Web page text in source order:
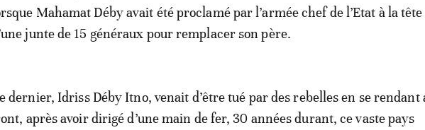
Mahamat Déby avait été proclamé par l’armée chef de l’Etat à la tête
junte de 15 généraux pour remplacer son père.
dernier, Idriss Déby Itno, venait d’être tué par des rebelles en se rendant
après avoir dirigé d’une main de fer, 30 années durant, ce vaste pays